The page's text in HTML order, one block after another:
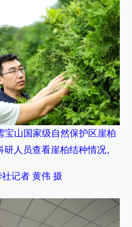
宝山国家级自然保护区崖柏
人员查看崖柏结种情况。
社记者 黄伟 摄